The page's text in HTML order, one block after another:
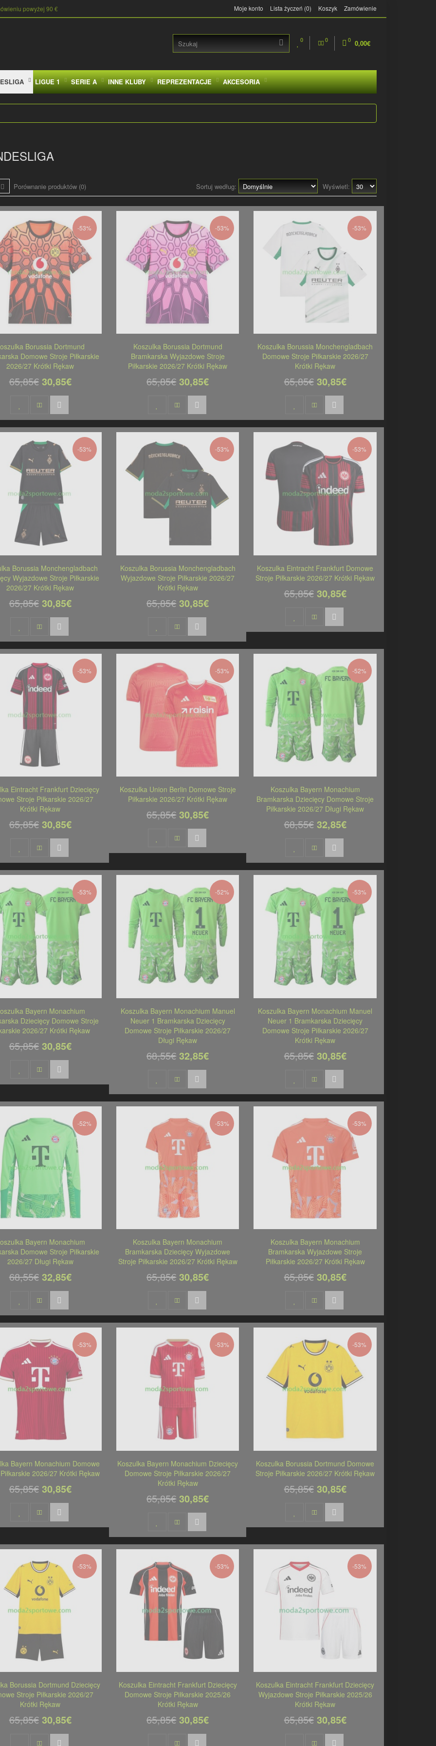
powyżej 90 € Moje konto Lista życzeń (0) Koszyk Zamówienie
0 0 0 0,00€
LIGUE 1 SERIE A INNE KLUBY REPREZENTACJE AKCESORIA
Wyświetl:
Sortuj według:
Porównanie produktów (0)
-53%
Borussia Dortmund
Domowe Stroje Piłkarskie
2026/27 Krótki Rękaw
65,85€ 30,85€
-53%
Koszulka Borussia Dortmund
Bramkarska Wyjazdowe Stroje
Piłkarskie 2026/27 Krótki Rękaw
65,85€ 30,85€
-53%
Koszulka Borussia Monchengladbach
Domowe Stroje Piłkarskie 2026/27
Krótki Rękaw
65,85€ 30,85€
-53%
Borussia Monchengladbach
Wyjazdowe Stroje Piłkarskie
2026/27 Krótki Rękaw
65,85€ 30,85€
-53%
Koszulka Borussia Monchengladbach
Wyjazdowe Stroje Piłkarskie 2026/27
Krótki Rękaw
65,85€ 30,85€
-53%
Koszulka Eintracht Frankfurt Domowe
Stroje Piłkarskie 2026/27 Krótki Rękaw
65,85€ 30,85€
-53%
Eintracht Frankfurt Dziecięcy
Stroje Piłkarskie 2026/27
Krótki Rękaw
65,85€ 30,85€
-53%
Koszulka Union Berlin Domowe Stroje
Piłkarskie 2026/27 Krótki Rękaw
65,85€ 30,85€
-52%
Koszulka Bayern Monachium
Bramkarska Dziecięcy Domowe Stroje
Piłkarskie 2026/27 Długi Rękaw
68,55€ 32,85€
-53%
Bayern Monachium
Dziecięcy Domowe Stroje
2026/27 Krótki Rękaw
65,85€ 30,85€
-52%
Koszulka Bayern Monachium Manuel
Neuer 1 Bramkarska Dziecięcy
Domowe Stroje Piłkarskie 2026/27
Długi Rękaw
68,55€ 32,85€
-53%
Koszulka Bayern Monachium Manuel
Neuer 1 Bramkarska Dziecięcy
Domowe Stroje Piłkarskie 2026/27
Krótki Rękaw
65,85€ 30,85€
-52%
Bayern Monachium
Domowe Stroje Piłkarskie
2026/27 Długi Rękaw
68,55€ 32,85€
-53%
Koszulka Bayern Monachium
Bramkarska Dziecięcy Wyjazdowe
Stroje Piłkarskie 2026/27 Krótki Rękaw
65,85€ 30,85€
-53%
Koszulka Bayern Monachium
Bramkarska Wyjazdowe Stroje
Piłkarskie 2026/27 Krótki Rękaw
65,85€ 30,85€
-53%
Bayern Monachium Domowe
2026/27 Krótki Rękaw
65,85€ 30,85€
-53%
Koszulka Bayern Monachium Dziecięcy
Domowe Stroje Piłkarskie 2026/27
Krótki Rękaw
65,85€ 30,85€
-53%
Koszulka Borussia Dortmund Domowe
Stroje Piłkarskie 2026/27 Krótki Rękaw
65,85€ 30,85€
-53%
Borussia Dortmund Dziecięcy
Stroje Piłkarskie 2026/27
Krótki Rękaw
65,85€ 30,85€
-53%
Koszulka Eintracht Frankfurt Dziecięcy
Domowe Stroje Piłkarskie 2025/26
Krótki Rękaw
65,85€ 30,85€
-53%
Koszulka Eintracht Frankfurt Dziecięcy
Wyjazdowe Stroje Piłkarskie 2025/26
Krótki Rękaw
65,85€ 30,85€